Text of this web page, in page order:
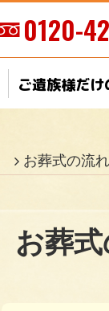
0120-
ご遺族様だ
お葬式の流
お葬